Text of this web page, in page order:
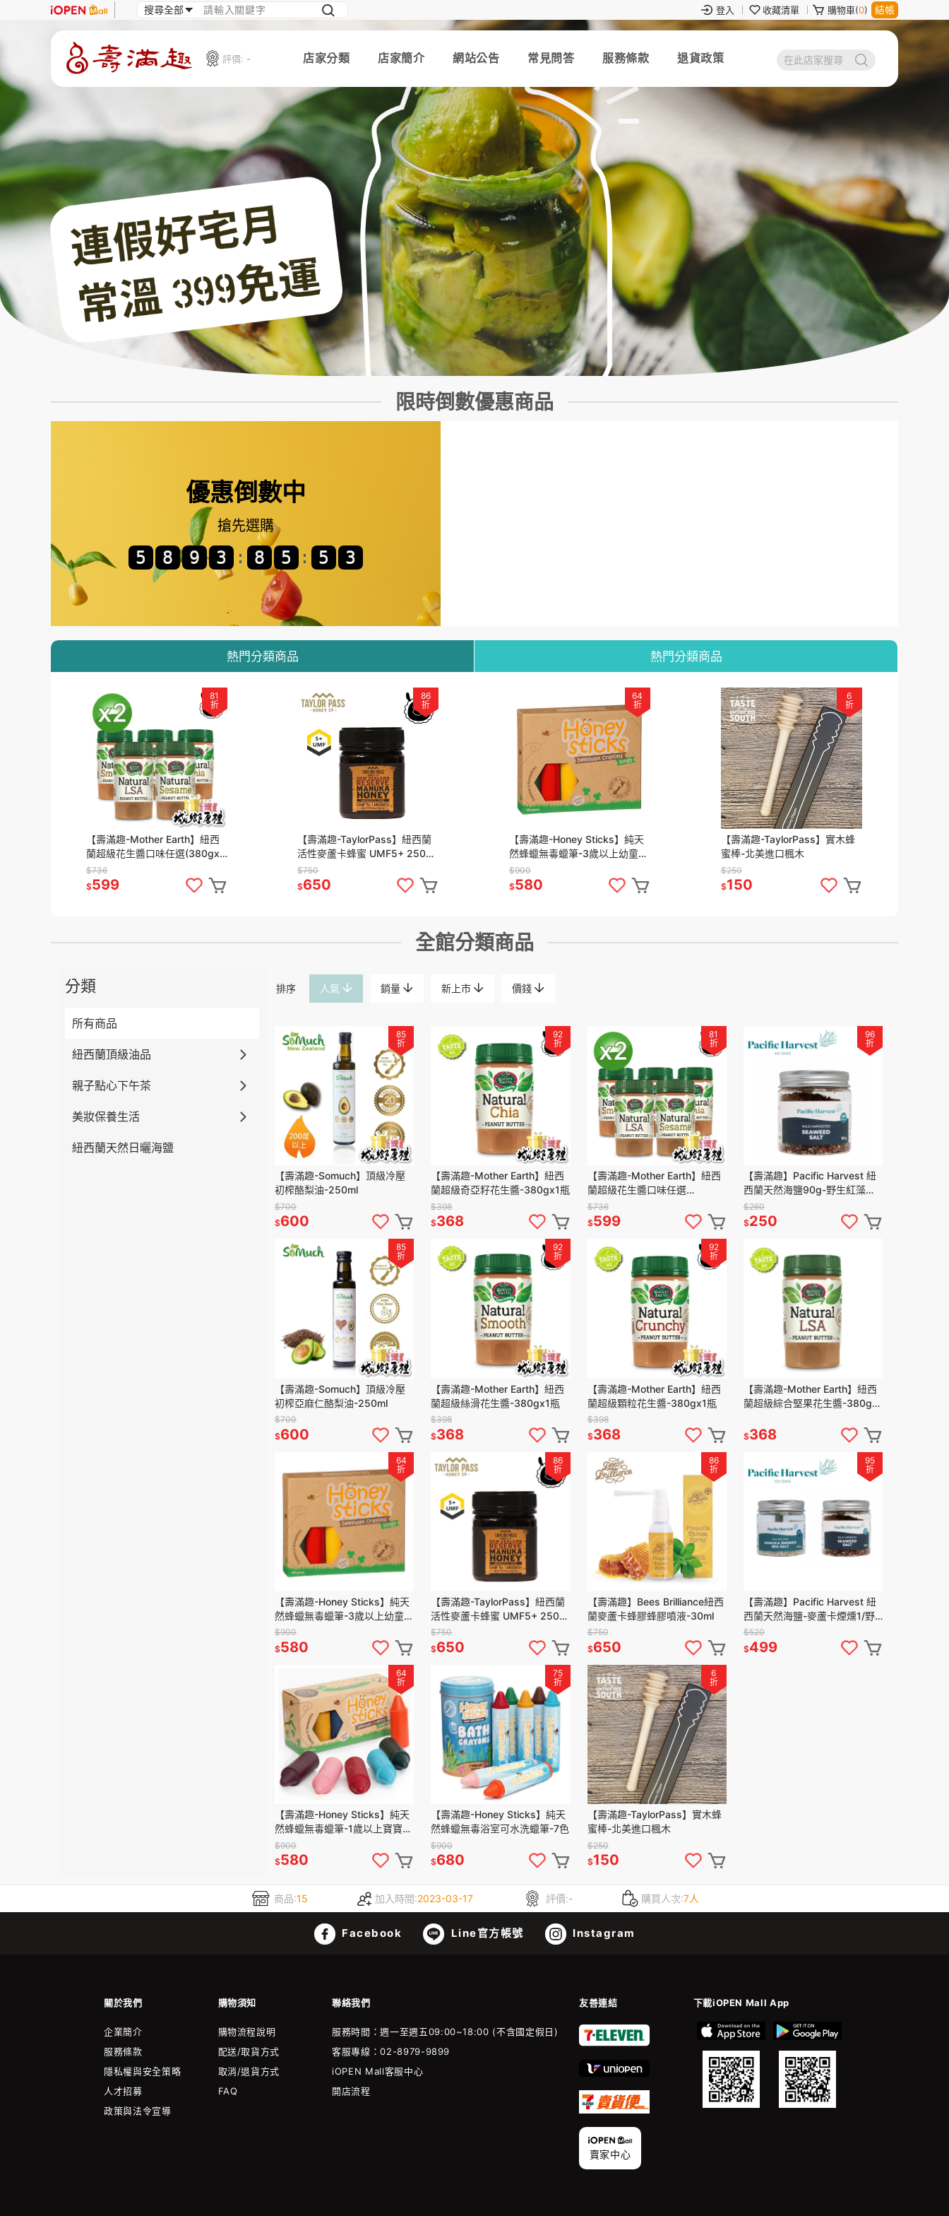
登入 收藏清單 購物車(0) 結帳
評價: - 店家分類 店家簡介 網站公告 常見問答 服務條款 退貨政策
限時倒數優惠商品
優惠倒數中
搶先選購
: :
熱門分類商品 熱門分類商品
81
折
【壽滿趣-Mother Earth】紐西
蘭超級花生醬口味任選(380gx2
瓶)
$736
$599
86
折
【壽滿趣-TaylorPass】紐西蘭
活性麥蘆卡蜂蜜 UMF5+ 250公
克
$750
$650
64
折
【壽滿趣-Honey Sticks】純天
然蜂蠟無毒蠟筆-3歲以上幼童適
用-6色高胖型
$900
$580
6
折
【壽滿趣-TaylorPass】實木蜂
蜜棒-北美進口楓木
$250
$150
全館分類商品
分類
所有商品
紐西蘭頂級油品
親子點心下午茶
美妝保養生活
紐西蘭天然日曬海鹽
排序 人氣 銷量 新上市 價錢
85
折
【壽滿趣-Somuch】頂級冷壓
初榨酪梨油-250ml
$700
$600
92
折
【壽滿趣-Mother Earth】紐西
蘭超級奇亞籽花生醬-380gx1瓶
$398
$368
81
折
【壽滿趣-Mother Earth】紐西
蘭超級花生醬口味任選
(380gx2瓶)
$736
$599
96
折
【壽滿趣】Pacific Harvest 紐
西蘭天然海鹽90g-野生紅藻海
鹽
$260
$250
85
折
【壽滿趣-Somuch】頂級冷壓
初榨亞麻仁酪梨油-250ml
$700
$600
92
折
【壽滿趣-Mother Earth】紐西
蘭超級絲滑花生醬-380gx1瓶
$398
$368
92
折
【壽滿趣-Mother Earth】紐西
蘭超級顆粒花生醬-380gx1瓶
$398
$368
【壽滿趣-Mother Earth】紐西
蘭超級綜合堅果花生醬-380gx1
$368
64
折
【壽滿趣-Honey Sticks】純天
然蜂蠟無毒蠟筆-3歲以上幼童適
用-6色高胖型
$900
$580
86
折
【壽滿趣-TaylorPass】紐西蘭
活性麥蘆卡蜂蜜 UMF5+ 250公
克
$750
$650
86
折
【壽滿趣】Bees Brilliance紐西
蘭麥蘆卡蜂膠蜂膠噴液-30ml
$750
$650
95
折
【壽滿趣】Pacific Harvest 紐
西蘭天然海鹽-麥蘆卡煙燻1/野
生紅藻1
$520
$499
64
折
【壽滿趣-Honey Sticks】純天
然蜂蠟無毒蠟筆-1歲以上寶寶適
用-12色矮胖型
$900
$580
75
折
【壽滿趣-Honey Sticks】純天
然蜂蠟無毒浴室可水洗蠟筆-7色
$900
$680
6
折
【壽滿趣-TaylorPass】實木蜂
蜜棒-北美進口楓木
$250
$150
商品:15 加入時間:2023-03-17 評價:- 購買人次:7人
Facebook Line官方帳號 Instagram
關於我們 購物須知 聯絡我們 友善連結 下載iOPEN Mall App
企業簡介
服務條款
隱私權與安全策略
人才招募
政策與法令宣導
購物流程說明
配送/取貨方式
取消/退貨方式
FAQ
服務時間：週一至週五09:00~18:00 (不含國定假日)
客服專線：02-8979-9899
iOPEN Mall客服中心
開店流程
賣家中心